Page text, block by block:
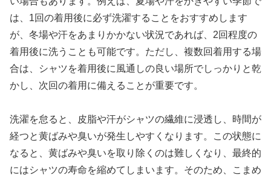
は、1回の着用後に必ず洗濯することをおすすめします
が、冬場や汗をあまりかかない状況であれば、2回程度の
着用後に洗うことも可能です。ただし、複数回着用する場
合は、シャツを着用後に風通しの良い場所でしっかりと乾
かし、次回の着用に備えることが重要です。
洗濯を怠ると、皮脂や汗がシャツの繊維に浸透し、時間が
経つと黄ばみや臭いが発生しやすくなります。この状態に
なると、黄ばみや臭いを取り除くのは難しくなり、最終的
にはシャツの寿命を縮めてしまいます。そのため、こまめ